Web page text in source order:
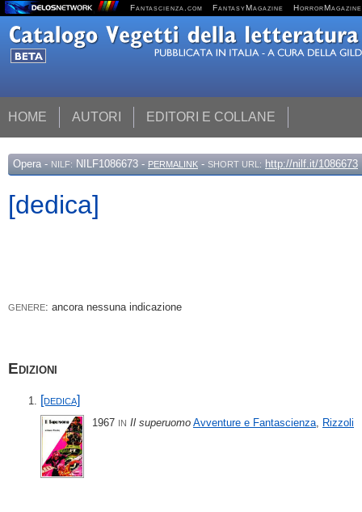
Fantascienza.com FantasyMagazine HorrorMagazine
HOME AUTORI EDITORI E COLLANE
Opera - NILF: NILF1086673 - PERMALINK - SHORT URL: http://nilf.it/1086673
[dedica]
GENERE: ancora nessuna indicazione
Edizioni
[dedica]
1967 IN Il superuomo Avventure e Fantascienza Rizzoli